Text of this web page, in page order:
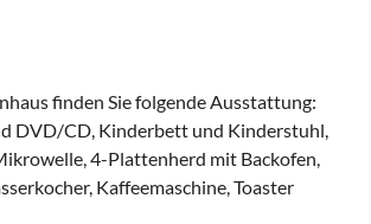
finden Sie folgende Ausstattung:
DVD/CD, Kinderbett und Kinderstuhl,
4-Plattenherd mit Backofen,
Kaffeemaschine, Toaster